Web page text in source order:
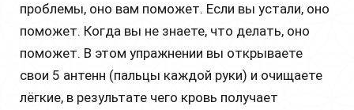
проблемы, оно вам поможет. Если вы устали, оно
поможет. Когда вы не знаете, что делать, оно
поможет. В этом упражнении вы открываете
свои 5 антенн (пальцы каждой руки) и очищаете
лёгкие, в результате чего кровь получает